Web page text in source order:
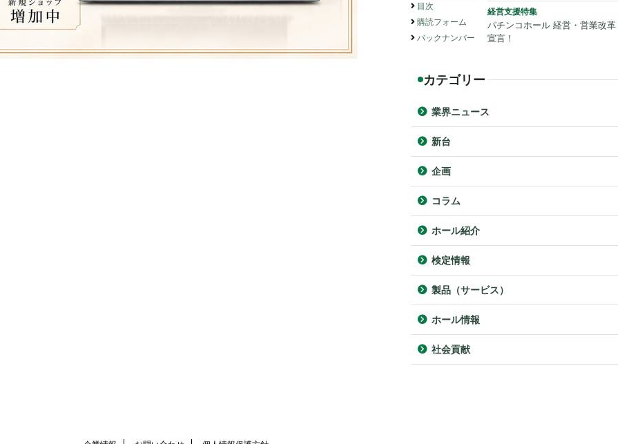
目次
購読フォーム
バックナンバー
経営支援特集
パチンコホール 経営・営業改革
宣言！
カテゴリー
業界ニュース
新台
企画
コラム
ホール紹介
検定情報
製品（サービス）
ホール情報
社会貢献